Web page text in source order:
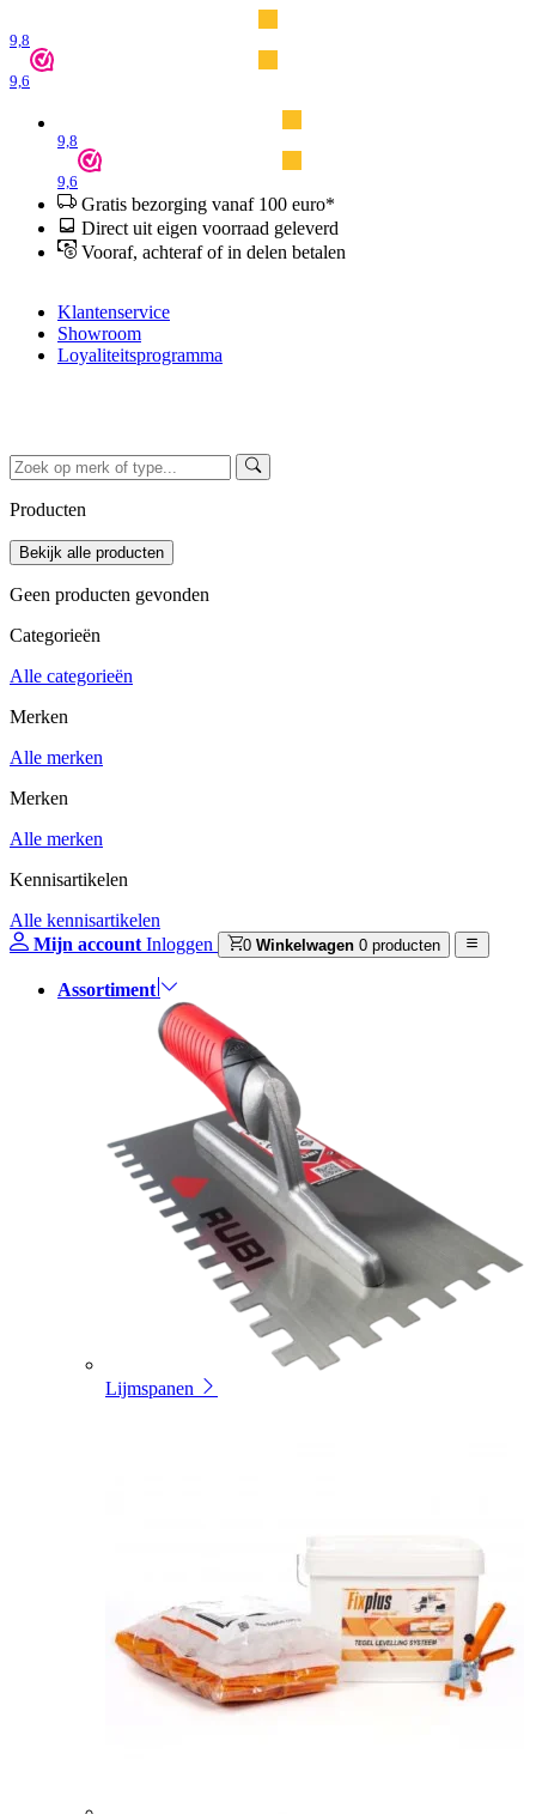
9,8
9,6
9,8
9,6
Gratis bezorging vanaf 100 euro*
Direct uit eigen voorraad geleverd
Vooraf, achteraf of in delen betalen
Klantenservice
Showroom
Loyaliteitsprogramma
Producten
Geen producten gevonden
Categorieën
Alle categorieën
Merken
Alle merken
Merken
Alle merken
Kennisartikelen
Alle kennisartikelen
Mijn account Inloggen 0 Winkelwagen 0 producten
Assortiment
Lijmspanen